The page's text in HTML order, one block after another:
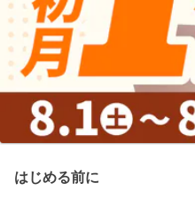
はじめる前に